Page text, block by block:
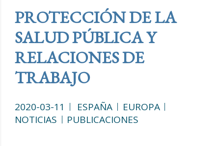
PROTECCIÓN DE LA
SALUD PÚBLICA Y
RELACIONES DE
TRABAJO
2020-03-11 ESPAÑA
EUROPA
NOTICIAS
PUBLICACIONES